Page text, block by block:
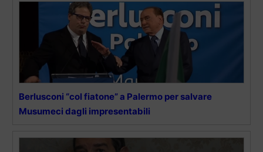
Berlusconi “col fiatone” a Palermo per salvare
Musumeci dagli impresentabili